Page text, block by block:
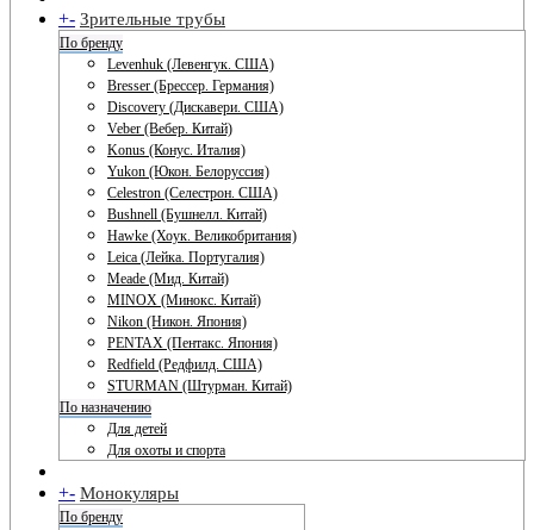
+- Зрительные трубы
По бренду
Levenhuk (Левенгук. США)
Bresser (Брессер. Германия)
Discovery (Дискавери. США)
Veber (Вебер. Китай)
Konus (Конус. Италия)
Yukon (Юкон. Белоруссия)
Celestron (Селестрон. США)
Bushnell (Бушнелл. Китай)
Hawke (Хоук. Великобритания)
Leica (Лейка. Португалия)
Meade (Мид. Китай)
MINOX (Минокс. Китай)
Nikon (Никон. Япония)
PENTAX (Пентакс. Япония)
Redfield (Редфилд. США)
STURMAN (Штурман. Китай)
По назначению
Для детей
Для охоты и спорта
+- Монокуляры
По бренду